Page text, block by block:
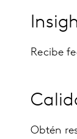
Recibe
Obtén